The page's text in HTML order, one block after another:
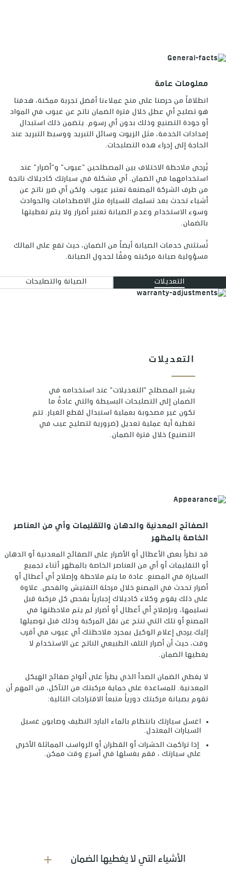
موتورز بالإضافة إلى منشأة الوكيل قبل البيع/
كيلومترات (المسافة المقطوعة) قبل البيع/
المركبة الفعال بما يتماشى مع المسافة
المقطوعة هذه.
للحصول على التصليحات التي يتضمنها
الضمان، ينبغي أخذ المركبة إلى وكيل
كاديلاك المعتمد خلال فترة الضمان، وطلب
من إتاحة فترة مناسبة ليقوم الوكيل بإجراء
التصليحات اللازمة.
يتم إجراء التصليحات أو التعديلات التي يسري
عليها الضمان (قطع غيار و/أو أعمال صيانة)
بدون أية تكاليف.
يسري هذا الضمان على سيارات كاديلاك من
المسجلة والتي يتم تشغيلها بصورة طبيعية
السيارة مباعة عن طريق وكيل كاديلاك
المعتمد في الشرق الأوسط.
منطقة الشرق الأوسط (لغرض تغطية ضمان
جنرال موتورز):جميع الدول الأعضاء في مجلس
معلومات عامة
انطلاقاً من حرصنا على منح عملاءنا أفضل تجربة ممكنة، هدفنا
هو تصليح أي عطل خلال فترة الضمان ناتج عن عيوب في المواد
أو جودة التصنيع وذلك بدون أي رسوم. يتضمن ذلك استبدال
إمدادات الخدمة، مثل الزيوت وسائل التبريد ووسيط التبريد عند
الحاجة إلى إجراء هذه التصليحات.
يُرجى ملاحظة الاختلاف بين المصطلحين "عيوب" و"أضرار" عند
استخدامهما في الضمان. أي مشكلة في سيارتك كاديلاك ناتجة
من طرف الشركة المصنعة تعتبر عيوب. ولكن أي ضرر ناتج عن
أشياء تحدث بعد تسلمك للسيارة مثل الاصطدامات والحوادث
وسوء الاستخدام وعدم الصيانة تعتبر أضرار ولا يتم تغطيتها
بالضمان.
تُستثنى خدمات الصيانة أيضاً من الضمان، حيث تقع على المالك
مسؤولية صيانة مركبته وفقًا لجدول الصيانة.
التعديلات الصيانة والتصليحات
التعديلات
يشير المصطلح "التعديلات" عند استخدامه في
الضمان إلى التصليحات البسيطة والتي عادةً ما
تكون غير مصحوبة بعملية استبدال لقطع الغيار. تتم
تغطية أية عملية تعديل (ضرورية لتصليح عيب في
التصنيع) خلال فترة الضمان.
الصفائح المعدنية والدهان والتقليمات وأي من العناصر
الخاصة بالمظهر
قد تطرأ بعض الأعطال أو الأضرار على الصفائح المعدنية أو الدهان
أو التقليمات أو أي من العناصر الخاصة بالمظهر أثناء تجميع
السيارة في المصنع. عادة ما يتم ملاحظة وإصلاح أي أعطال أو
أضرار تحدث في المصنع خلال مرحلة التفتيش والفحص. علاوة
على ذلك يقوم وكلاء كاديلاك إجبارياً بفحص كل مركبة قبل
تسليمها، وبإصلاح أي أعطال أو أضرار لم يتم ملاحظتها في
المصنع أو تلك التي تنتج عن نقل المركبة وذلك قبل توصيلها
إليك.يرجى إعلام الوكيل بمجرد ملاحظتك أي عيوب في أقرب
وقت، حيث أن أضرار التلف الطبيعي الناتج عن الاستخدام لا
يغطيها الضمان.
لا يغطي الضمان الصدأ الذي يطرأ على ألواح صفائح الهيكل
المعدنية. للمساعدة على حماية مركبتك من التآكل، من المهم أن
تقوم بصيانة مركبتك دورياُ متبعاُ الاقتراحات التالية:
اغسل سيارتك بانتظام بالماء البارد النظيف وصابون غسيل
السيارات المعتدل.
إذا تراكمت الحشرات أو القطران أو الرواسب المماثلة الأخرى
على سيارتك ، فقم بغسلها في أسرع وقت ممكن.
الأشياء التي لا يغطيها الضمان